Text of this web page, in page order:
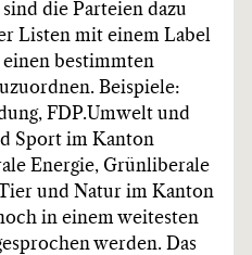
die Parteien dazu
Listen mit einem Label
einen bestimmten
Beispiele:
FDP.Umwelt und
Sport im Kanton
Energie, Grünliberale
und Natur im Kanton
in einem weitesten
werden. Das